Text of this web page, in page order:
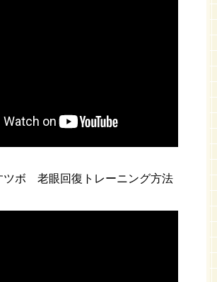
ボ 老眼回復トレーニング方法